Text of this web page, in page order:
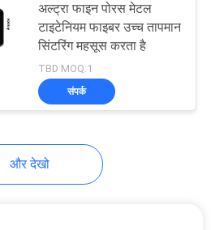
मास्टरबैच
अल्ट्रा फाइन पोरस मेटल
टाइटेनियम फाइबर उच्च तापमान
सिंटरिंग महसूस करता है
TBD MOQ:1
संपर्क
और देखो